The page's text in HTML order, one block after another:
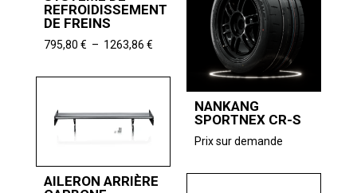
790,76 €
REFROIDISSEMENT
DE FREINS
795,80 € – 1263,86 €Plage
prix :
795,80 €
1263,86 €
NANKANG
SPORTNEX CR-S
Prix sur demande
AILERON ARRIÈRE